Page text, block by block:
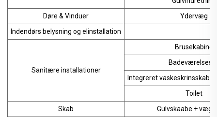
Døre & Vinduer
Ydervæg
Indendørs belysning og elinstallation
Sanitære installationer
Brusekabine
Integreret vaskeskrinsskab
Toilet
Skab
Gulvskaabe +